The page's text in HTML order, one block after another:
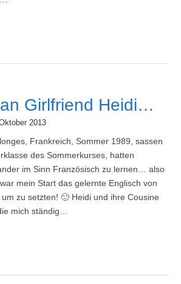
Girlfriend Heidi…
2013
Frankreich, Sommer 1989, sassen
des Sommerkurses, hatten
im Sinn Französisch zu lernen… also
mein Start das gelernte Englisch von
zu setzten! 🙂 Heidi und ihre Cousine
mich ständig…